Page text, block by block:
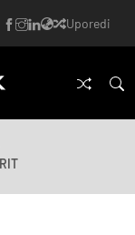
Uporedi